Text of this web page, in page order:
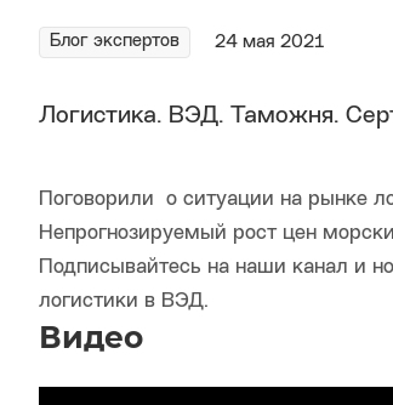
Блог экспертов 24 мая 2021
Логистика. ВЭД. Таможня.
Поговорили о ситуации на рынке
Непрогнозируемый рост цен
Подписывайтесь на наши канал и
логистики в ВЭД.
Видео